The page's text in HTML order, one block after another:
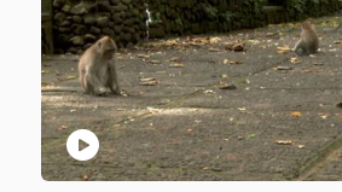
play_circle